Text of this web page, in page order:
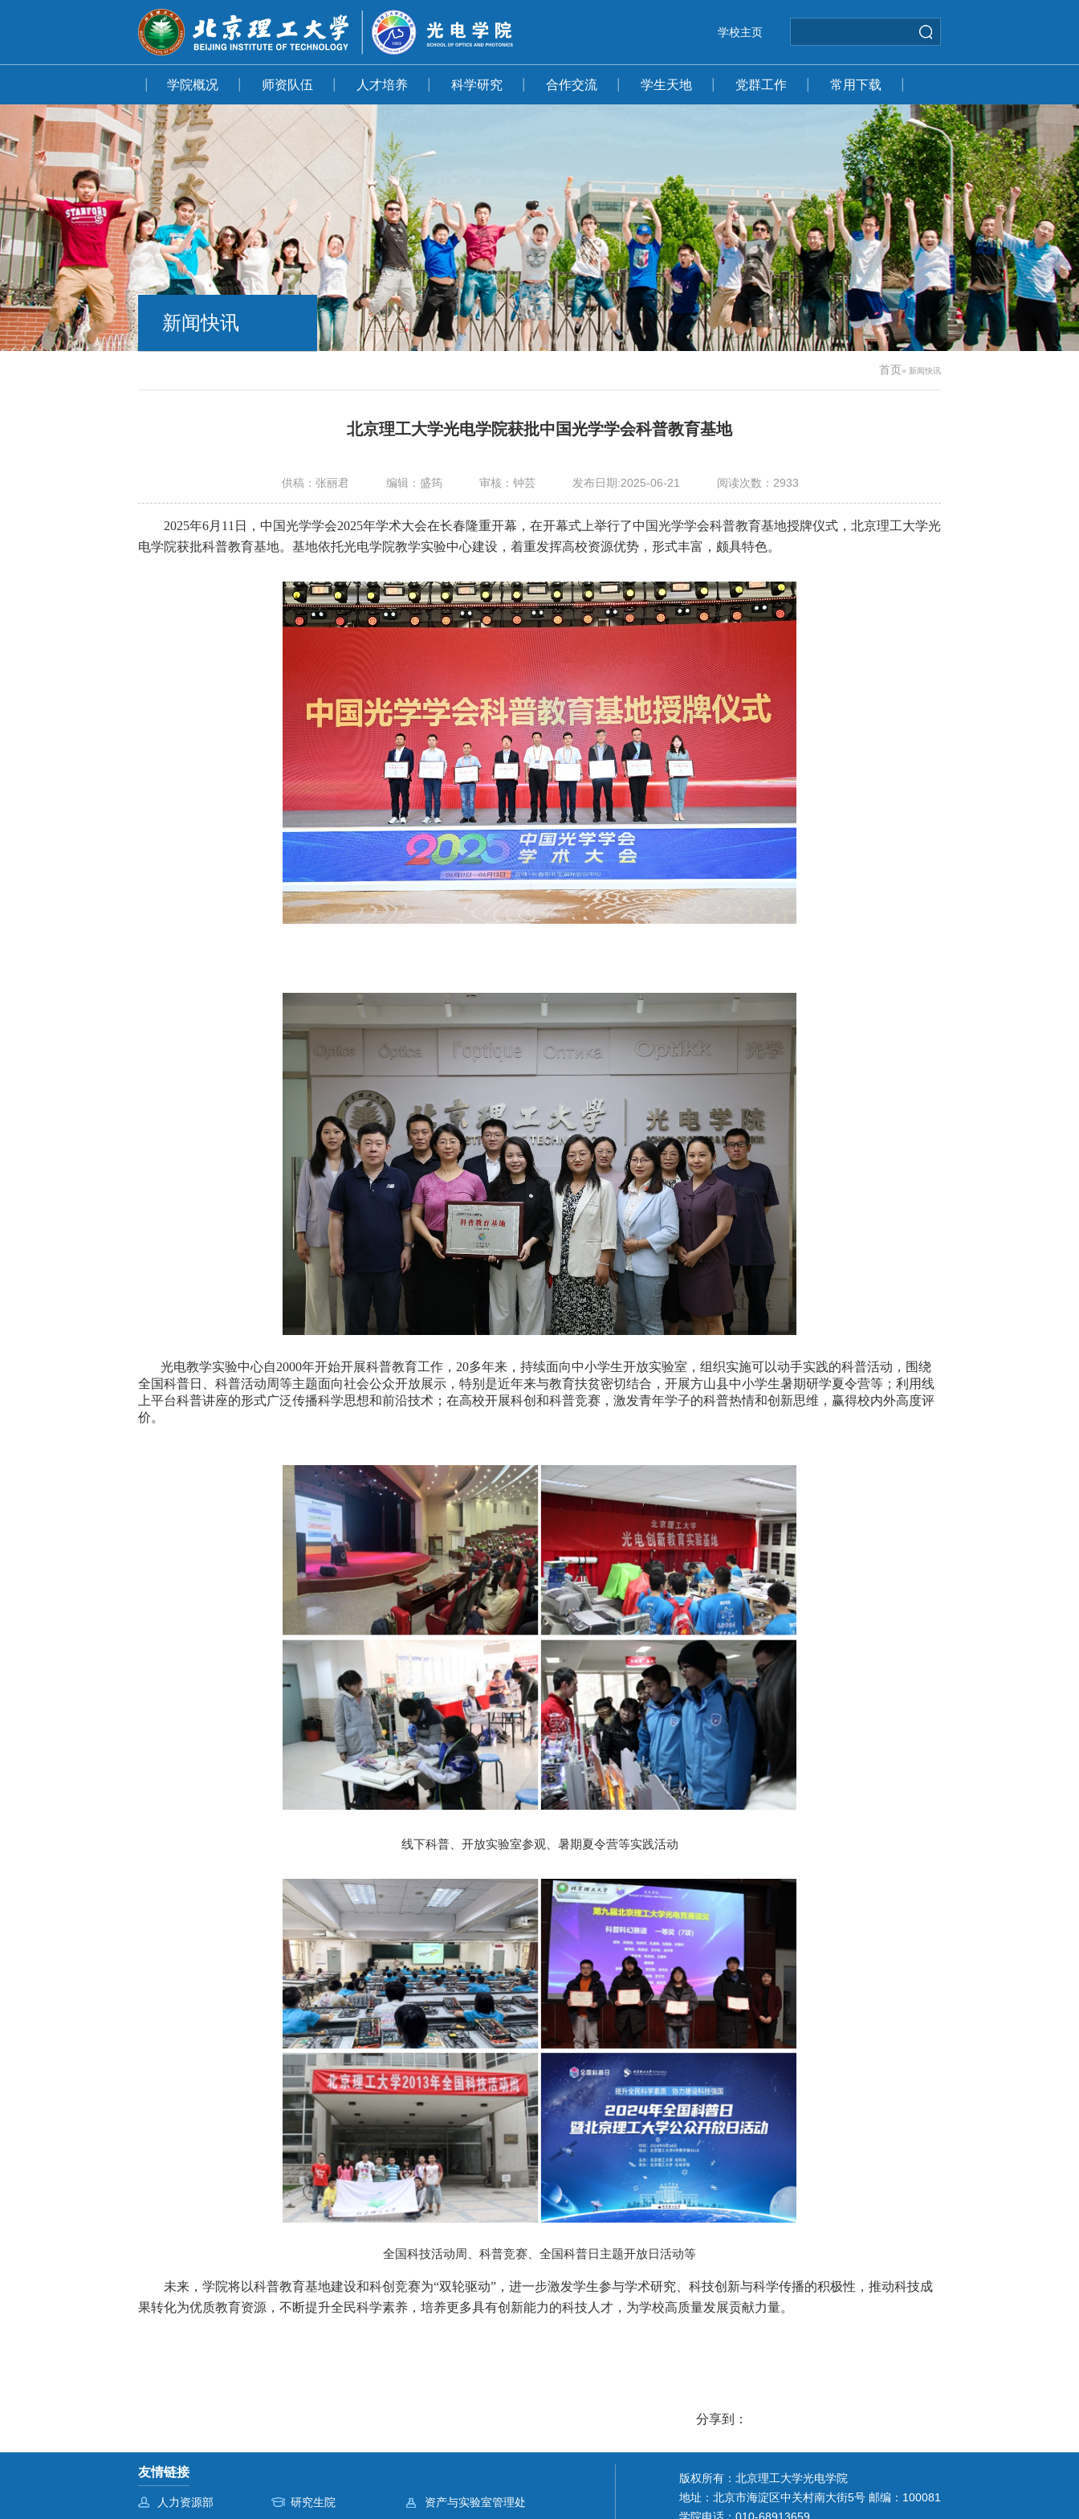
学校主页
学院概况 师资队伍 人才培养 科学研究 合作交流 学生天地 党群工作 常用下载
新闻快讯
首页» 新闻快讯
北京理工大学光电学院获批中国光学学会科普教育基地
供稿：张丽君 编辑：盛筠 审核：钟芸 发布日期:2025-06-21 阅读次数： 2933
2025年6月11日，中国光学学会2025年学术大会在长春隆重开幕，在开幕式上举行了中国光学学会科普教育基地授牌仪式，北京理工大学光
电学院获批科普教育基地。基地依托光电学院教学实验中心建设，着重发挥高校资源优势，形式丰富，颇具特色。
光电教学实验中心自2000年开始开展科普教育工作，20多年来，持续面向中小学生开放实验室，组织实施可以动手实践的科普活动，围绕
全国科普日、科普活动周等主题面向社会公众开放展示，特别是近年来与教育扶贫密切结合，开展方山县中小学生暑期研学夏令营等；利用线
上平台科普讲座的形式广泛传播科学思想和前沿技术；在高校开展科创和科普竞赛，激发青年学子的科普热情和创新思维，赢得校内外高度评
价。
线下科普、 开放实验室参观、 暑期夏令营等实践活动
全国科技活动周、科普竞赛、全国科普日主题开放日活动等
未来，学院将以科普教育基地建设和科创竞赛为“双轮驱动”，进一步激发学生参与学术研究、科技创新与科学传播的积极性，推动科技成
果转化为优质教育资源，不断提升全民科学素养，培养更多具有创新能力的科技人才，为学校高质量发展贡献力量。
分享到：
友情链接
人力资源部 研究生院
资产与实验室管理处
版权所有：北京理工大学光电学院
地址：北京市海淀区中关村南大街5号 邮编：100081